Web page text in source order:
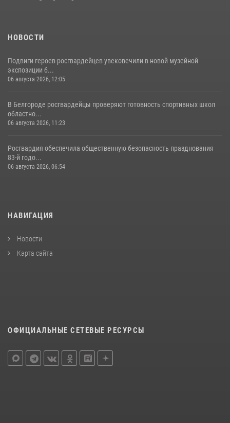
НОВОСТИ
Подвиги героев‑росгвардейцев увековечили в новой музейной
экспозиции б...
06 августа 2026, 12:05
В Белгороде росгвардейцы проверяют готовность спортивных школ
областно...
06 августа 2026, 11:23
Росгвардия обеспечила общественную безопасность празднования
83-й годо...
06 августа 2026, 06:54
НАВИГАЦИЯ
Новости
Карта сайта
ОФИЦИАЛЬНЫЕ СЕТЕВЫЕ РЕСУРСЫ